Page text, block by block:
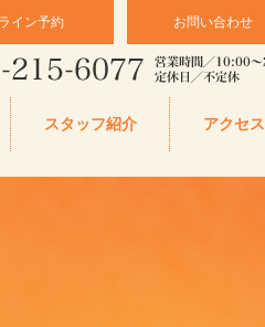
イン予約 お問い合わせ
スタッフ紹介 アクセス